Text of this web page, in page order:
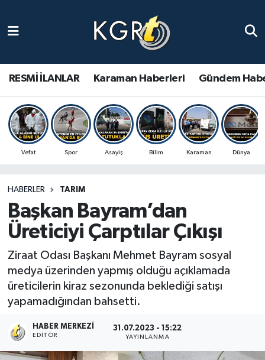
RESMİ İLANLAR Karaman Haberleri Gündem
Vefat Spor Asayiş Bilim Karaman Dünya
HABERLER TARIM
Başkan Bayram’dan
Üreticiyi Çarptılar Çıkışı
Ziraat Odası Başkanı Mehmet Bayram sosyal
medya üzerinden yapmış olduğu açıklamada
üreticilerin kiraz sezonunda beklediği satışı
yapamadığından bahsetti.
HABER MERKEZI
EDITÖR
31.07.2023 - 15:22
YAYINLANMA
Gündem Haberleri
Güncel Haberler
Spor Haberleri
Ulusal Haberler
Vefat Edenler